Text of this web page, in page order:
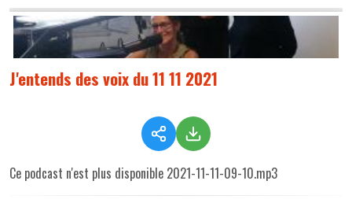
J'entends des voix du 11 11 2021
Ce podcast n'est plus disponible 2021-11-11-09-10.mp3